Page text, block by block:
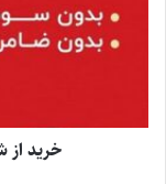
خرید از